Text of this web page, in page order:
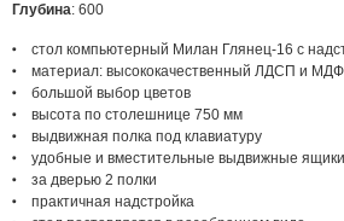
Глубина: 600
стол компьютерный Милан Глянец-16 с
материал: высококачественный ЛДСП и МДФ
большой выбор цветов
высота по столешнице 750 мм
выдвижная полка под клавиатуру
удобные и вместительные выдвижные ящики
за дверью 2 полки
практичная надстройка